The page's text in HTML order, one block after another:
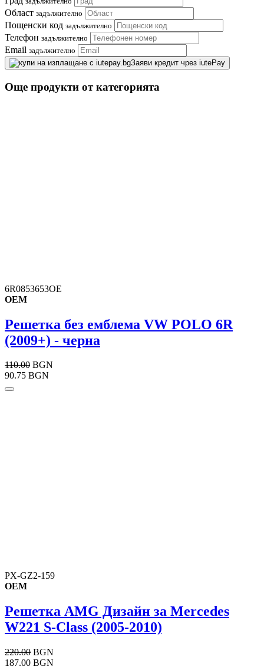
Област задължително
Пощенски код задължително
Телефон задължително
Email задължително
Заяви кредит чрез iutePay
Още продукти от категорията
6R0853653OE
OEM
Решетка без емблема VW POLO 6R
(2009+) - черна
110.00 BGN
90.75 BGN
PX-GZ2-159
OEM
Решетка AMG Дизайн за Mercedes
W221 S-Class (2005-2010)
220.00 BGN
187.00 BGN